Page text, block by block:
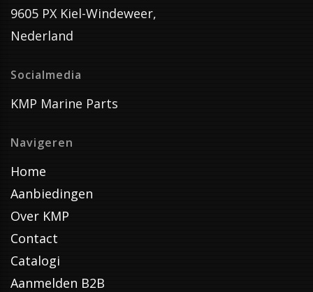
9605 PX Kiel-Windeweer,
Nederland
Socialmedia
KMP Marine Parts
Navigeren
Home
Aanbiedingen
Over KMP
Contact
Catalogi
Aanmelden B2B